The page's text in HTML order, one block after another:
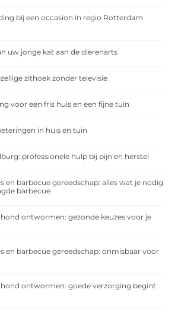
bij een occasion in regio Rotterdam
uw jonge kat aan de dierenarts
zithoek zonder televisie
voor een fris huis en een fijne tuin
in huis en tuin
professionele hulp bij pijn en herstel
en barbecue gereedschap: alles wat je nodig
barbecue
ontwormen: gezonde keuzes voor je
en barbecue gereedschap: onmisbaar voor
ontwormen: goede verzorging begint